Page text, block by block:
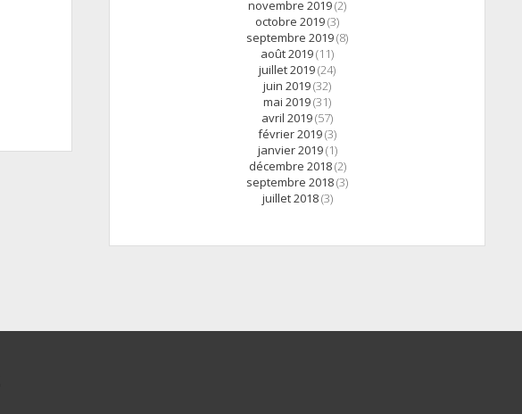
novembre 2019(2)
octobre 2019(3)
septembre 2019(8)
août 2019(11)
juillet 2019(24)
juin 2019(32)
mai 2019(31)
avril 2019(57)
février 2019(3)
janvier 2019(1)
décembre 2018(2)
septembre 2018(3)
juillet 2018(3)